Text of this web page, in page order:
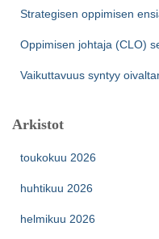
Strategisen oppimisen
Oppimisen johtaja (CLO)
Vaikuttavuus syntyy
Arkistot
toukokuu 2026
huhtikuu 2026
helmikuu 2026